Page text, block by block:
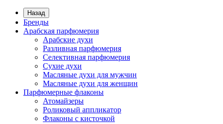
Назад
Бренды
Арабская парфюмерия
Арабские духи
Разливная парфюмерия
Селективная парфюмерия
Сухие духи
Масляные духи для мужчин
Масляные духи для женщин
Парфюмерные флаконы
Атомайзеры
Роликовый аппликатор
Флаконы с кисточкой